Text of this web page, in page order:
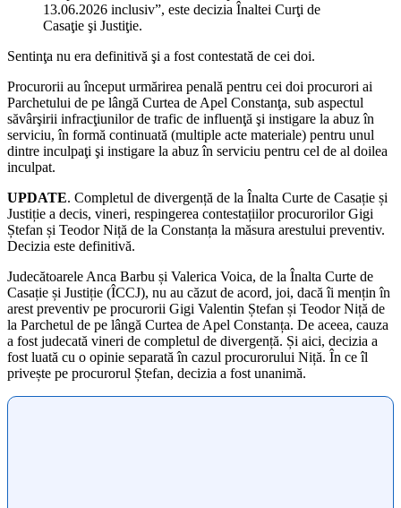
13.06.2026 inclusiv”, este decizia Înaltei Curţi de
Casaţie şi Justiţie.
Sentinţa nu era definitivă şi a fost contestată de cei doi.
Procurorii au început urmărirea penală pentru cei doi procurori ai
Parchetului de pe lângă Curtea de Apel Constanţa, sub aspectul
săvârşirii infracţiunilor de trafic de influenţă şi instigare la abuz în
serviciu, în formă continuată (multiple acte materiale) pentru unul
dintre inculpaţi şi instigare la abuz în serviciu pentru cel de al doilea
inculpat.
UPDATE. Completul de divergență de la Înalta Curte de Casație și
Justiție a decis, vineri, respingerea contestațiilor procurorilor Gigi
Ștefan și Teodor Niță de la Constanța la măsura arestului preventiv.
Decizia este definitivă.
Judecătoarele Anca Barbu și Valerica Voica, de la Înalta Curte de
Casație și Justiție (ÎCCJ), nu au căzut de acord, joi, dacă îi mențin în
arest preventiv pe procurorii Gigi Valentin Ștefan și Teodor Niță de
la Parchetul de pe lângă Curtea de Apel Constanța. De aceea, cauza
a fost judecată vineri de completul de divergență. Și aici, decizia a
fost luată cu o opinie separată în cazul procurorului Niță. În ce îl
privește pe procurorul Ștefan, decizia a fost unanimă.